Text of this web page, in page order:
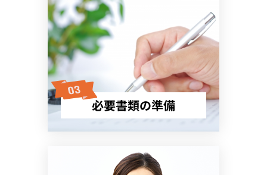
必要書類の準備